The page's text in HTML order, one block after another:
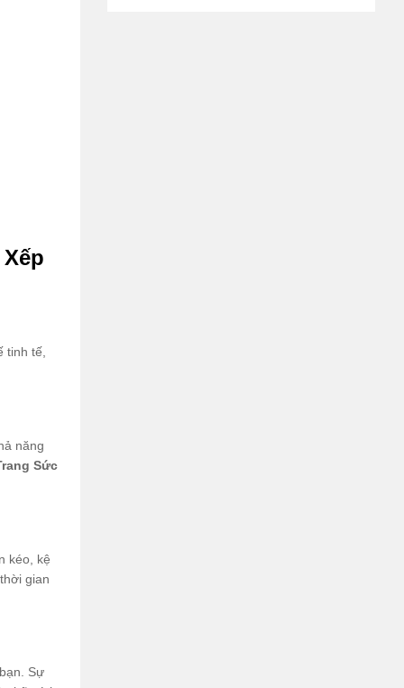
tinh tế,
năng
Sức
kéo, kệ
gian
Sự